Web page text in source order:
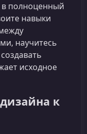
полноценный
навыки
научитесь
исходное
к